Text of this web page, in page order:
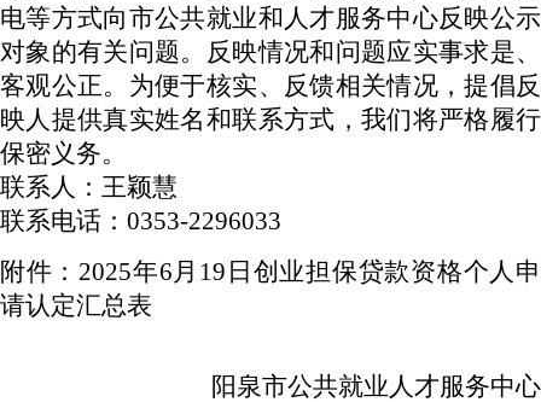
电等方式向市公共就业和人才服务中心反映公示
对象的有关问题。反映情况和问题应实事求是、
客观公正。为便于核实、反馈相关情况，提倡反
映人提供真实姓名和联系方式，我们将严格履行
保密义务。
联系人： 王颖慧
联系电话：0353-2296033
附件：2025年6月19日 创业担保贷款资格个人申
请认定汇总表
阳泉市公共就业人才服务中心